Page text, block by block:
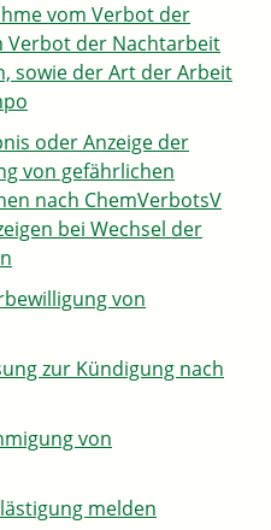
vom Verbot der
Verbot der Nachtarbeit
sowie der Art der Arbeit
oder Anzeige der
von gefährlichen
nach ChemVerbotsV
bei Wechsel der
von
zur Kündigung nach
von
melden